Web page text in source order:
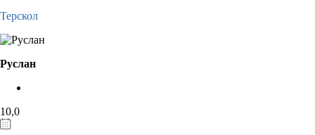
Терскол
Руслан
10,0